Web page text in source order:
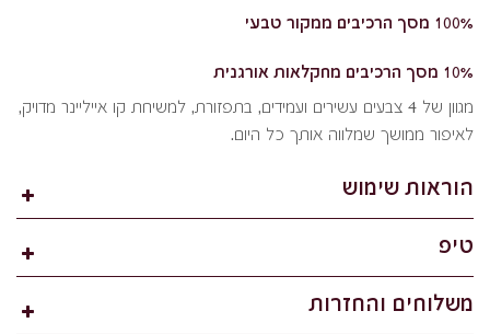
100% מסך הרכיבים ממקור טבעי
10% מסך הרכיבים מחקלאות אורגנית
מגוון של 4 צבעים עשירים ועמידים, בתפזורת, למשיחת קו אייליינר מדויק,
לאיפור ממושך שמלווה אותך כל היום.
הוראות שימוש
טיפ
משלוחים והחזרות